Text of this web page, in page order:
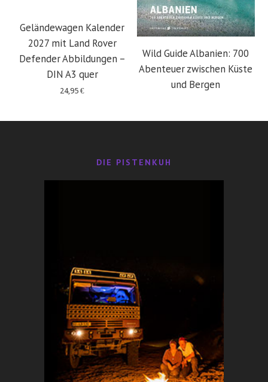
Geländewagen Kalender
2027 mit Land Rover
Defender Abbildungen –
DIN A3 quer
24,95€
Wild Guide Albanien: 700
Abenteuer zwischen Küste
und Bergen
DIE PISTENKUH